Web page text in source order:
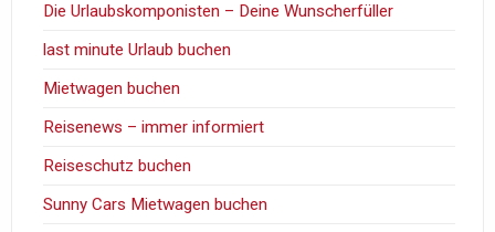
Die Urlaubskomponisten – Deine Wunscherfüller
last minute Urlaub buchen
Mietwagen buchen
Reisenews – immer informiert
Reiseschutz buchen
Sunny Cars Mietwagen buchen